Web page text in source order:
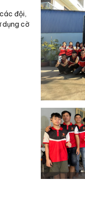
đội,
dụng cờ